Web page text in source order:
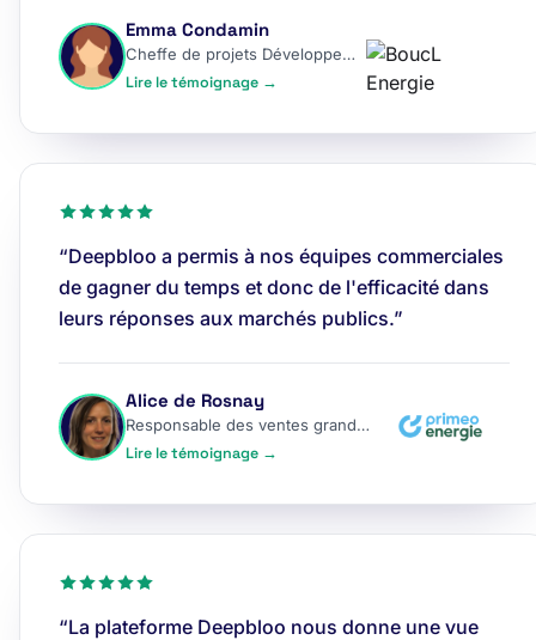
Emma Condamin
Cheffe de projets Développement
Lire le témoignage →
“Deepbloo a permis à nos équipes commerciales
de gagner du temps et donc de l'efficacité dans
leurs réponses aux marchés publics.”
Alice de Rosnay
Responsable des ventes grands comptes
Lire le témoignage →
“La plateforme Deepbloo nous donne une vue